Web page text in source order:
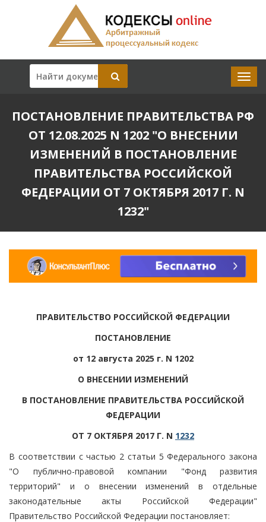
ПОСТАНОВЛЕНИЕ ПРАВИТЕЛЬСТВА РФ
ОТ 12.08.2025 N 1202 "О ВНЕСЕНИИ
ИЗМЕНЕНИЙ В ПОСТАНОВЛЕНИЕ
ПРАВИТЕЛЬСТВА РОССИЙСКОЙ
ФЕДЕРАЦИИ ОТ 7 ОКТЯБРЯ 2017 Г. N
1232"
ПРАВИТЕЛЬСТВО РОССИЙСКОЙ ФЕДЕРАЦИИ
ПОСТАНОВЛЕНИЕ
от 12 августа 2025 г. N 1202
О ВНЕСЕНИИ ИЗМЕНЕНИЙ
В ПОСТАНОВЛЕНИЕ ПРАВИТЕЛЬСТВА РОССИЙСКОЙ
ФЕДЕРАЦИИ
ОТ 7 ОКТЯБРЯ 2017 Г. N 1232
В соответствии с частью 2 статьи 5 Федерального закона
"О публично-правовой компании "Фонд развития
территорий" и о внесении изменений в отдельные
законодательные акты Российской Федерации"
Правительство Российской Федерации постановляет: